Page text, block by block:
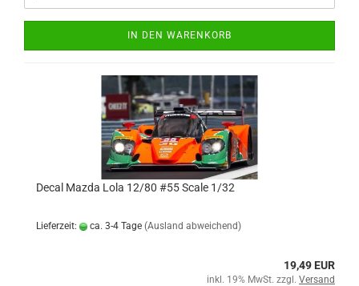
IN DEN WARENKORB
Decal Mazda Lola 12/80 #55 Scale 1/32
Lieferzeit: ca. 3-4 Tage (Ausland abweichend)
19,49 EUR
inkl. 19% MwSt. zzgl. Versand